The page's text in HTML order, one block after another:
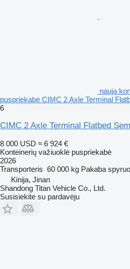
nauja
puspriekabė CIMC 2 Axle Terminal
6
CIMC 2 Axle Terminal Flatbed
8 000 USD ≈ 6 924 €
Konteinerių važiuoklė puspriekabė
2026
Transporteris 60 000 kg Pakaba
Kinija, Jinan
Shandong Titan Vehicle Co., Ltd.
Susisiekite su pardavėju